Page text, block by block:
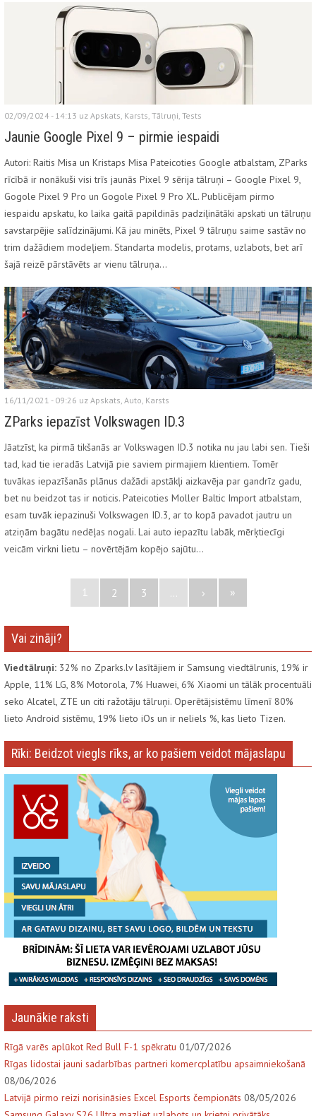
02/09/2024 - 14:13 uz Apskats Karsts Tālruņi Tests
Jaunie Google Pixel 9 – pirmie iespaidi
Autori: Raitis Misa un Kristaps Misa Pateicoties Google atbalstam, ZParks
rīcībā ir nonākuši visi trīs jaunās Pixel 9 sērija tālruņi – Google Pixel 9,
Gogole Pixel 9 Pro un Gogole Pixel 9 Pro XL. Publicējam pirmo
iespaidu apskatu, ko laika gaitā papildinās padziļinātāki apskati un tālruņu
savstarpējie salīdzinājumi. Kā jau minēts, Pixel 9 tālruņu saime sastāv no
trim dažādiem modeļiem. Standarta modelis, protams, uzlabots, bet arī
šajā reizē pārstāvēts ar vienu tālruņa…
16/11/2021 - 09:26 uz Apskats, Auto, Karsts
ZParks iepazīst Volkswagen ID.3
Jāatzīst, ka pirmā tikšanās ar Volkswagen ID.3 notika nu jau labi sen. Tieši
tad, kad tie ieradās Latvijā pie saviem pirmajiem klientiem. Tomēr
tuvākas iepazīšanās plānus dažādi apstākļi aizkavēja par gandrīz gadu,
bet nu beidzot tas ir noticis. Pateicoties Moller Baltic Import atbalstam,
esam tuvāk iepazinuši Volkswagen ID.3, ar to kopā pavadot jautru un
atziņām bagātu nedēļas nogali. Lai auto iepazītu labāk, mērķtiecīgi
veicām virkni lietu – novērtējām kopējo sajūtu…
1 2 3 ... › »
Vai zināji?
Viedtālruņi: 32% no Zparks.lv lasītājiem ir Samsung viedtālrunis, 19% ir
Apple, 11% LG, 8% Motorola, 7% Huawei, 6% Xiaomi un tālāk procentuāli
seko Alcatel, ZTE un citi ražotāju tālruņi. Operētājsistēmu līmenī 80%
lieto Android sistēmu, 19% lieto iOs un ir neliels %, kas lieto Tizen.
Rīki: Beidzot viegls rīks, ar ko pašiem veidot mājaslapu
Jaunākie raksti
Rīgā varēs aplūkot Red Bull F-1 spēkratu 01/07/2026
Rīgas lidostai jauni sadarbības partneri komercplatību apsaimniekošanā
08/06/2026
Latvijā pirmo reizi norisināsies Excel Esports čempionāts 08/05/2026